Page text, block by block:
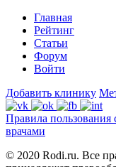
Главная
Рейтинг
Статьи
Форум
Войти
Добавить клинику
Правила пользования
врачами
© 2020 Rodi.ru. Все